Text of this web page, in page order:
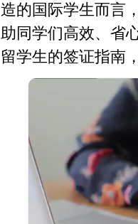
造的国际学生而言
助同学们高效、省
留学生的签证指南